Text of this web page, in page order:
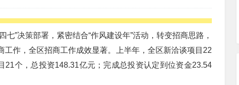
决策部署，紧密结合“作风建设年”活动，转变招商思路，
作，全区招商工作成效显著。上半年，全区新洽谈项目22
个，总投资148.31亿元；完成总投资认定到位资金23.54